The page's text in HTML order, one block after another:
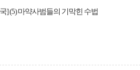
] (5) 마약사범들의 기막힌 수법